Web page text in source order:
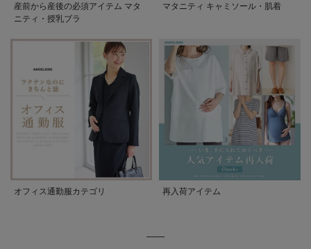
産前から産後の必須アイテム マタ
ニティ・授乳ブラ
マタニティ キャミソール・肌着
オフィス通勤服カテゴリ 再入荷アイテム